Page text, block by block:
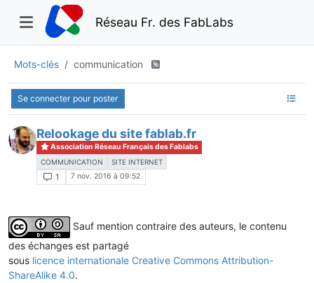
Réseau Fr. des FabLabs
Mots-clés communication
Se connecter pour poster
Relookage du site fablab.fr
Association Réseau Français des Fablabs
COMMUNICATION SITE INTERNET
1 7 nov. 2016 à 09:52
Sauf mention contraire des auteurs, le contenu
des échanges est partagé
sous licence internationale Creative Commons Attribution-
ShareAlike 4.0.